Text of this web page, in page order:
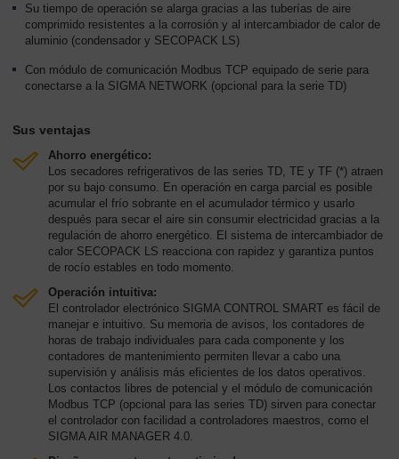
Su tiempo de operación se alarga gracias a las tuberías de aire
comprimido resistentes a la corrosión y al intercambiador de calor de
aluminio (condensador y SECOPACK LS)
Con módulo de comunicación Modbus TCP equipado de serie para
conectarse a la SIGMA NETWORK (opcional para la serie TD)
Sus ventajas
Ahorro energético:
Los secadores refrigerativos de las series TD, TE y TF (*) atraen
por su bajo consumo. En operación en carga parcial es posible
acumular el frío sobrante en el acumulador térmico y usarlo
después para secar el aire sin consumir electricidad gracias a la
regulación de ahorro energético. El sistema de intercambiador de
calor SECOPACK LS reacciona con rapidez y garantiza puntos
de rocío estables en todo momento.
Operación intuitiva:
El controlador electrónico SIGMA CONTROL SMART es fácil de
manejar e intuitivo. Su memoria de avisos, los contadores de
horas de trabajo individuales para cada componente y los
contadores de mantenimiento permiten llevar a cabo una
supervisión y análisis más eficientes de los datos operativos.
Los contactos libres de potencial y el módulo de comunicación
Modbus TCP (opcional para las series TD) sirven para conectar
el controlador con facilidad a controladores maestros, como el
SIGMA AIR MANAGER 4.0.